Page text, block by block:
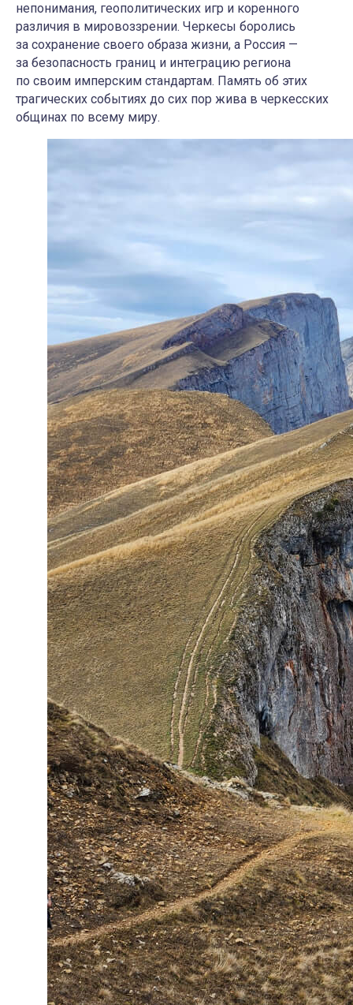
непонимания, геополитических игр и коренного
различия в мировоззрении. Черкесы боролись
за сохранение своего образа жизни, а Россия —
за безопасность границ и интеграцию региона
по своим имперским стандартам. Память об этих
трагических событиях до сих пор жива в черкесских
общинах по всему миру.